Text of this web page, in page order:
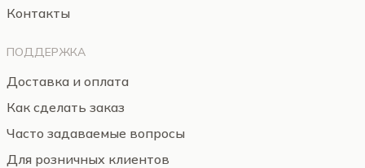
Контакты
ПОДДЕРЖКА
Доставка и оплата
Как сделать заказ
Часто задаваемые вопросы
Для розничных клиентов